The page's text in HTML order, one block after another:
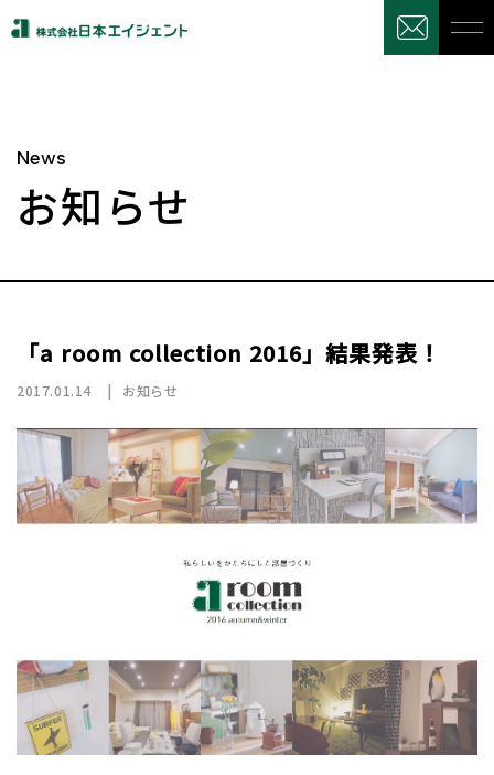
News
お知らせ
「a room collection 2016」結果発表！
2017.01.14 お知らせ